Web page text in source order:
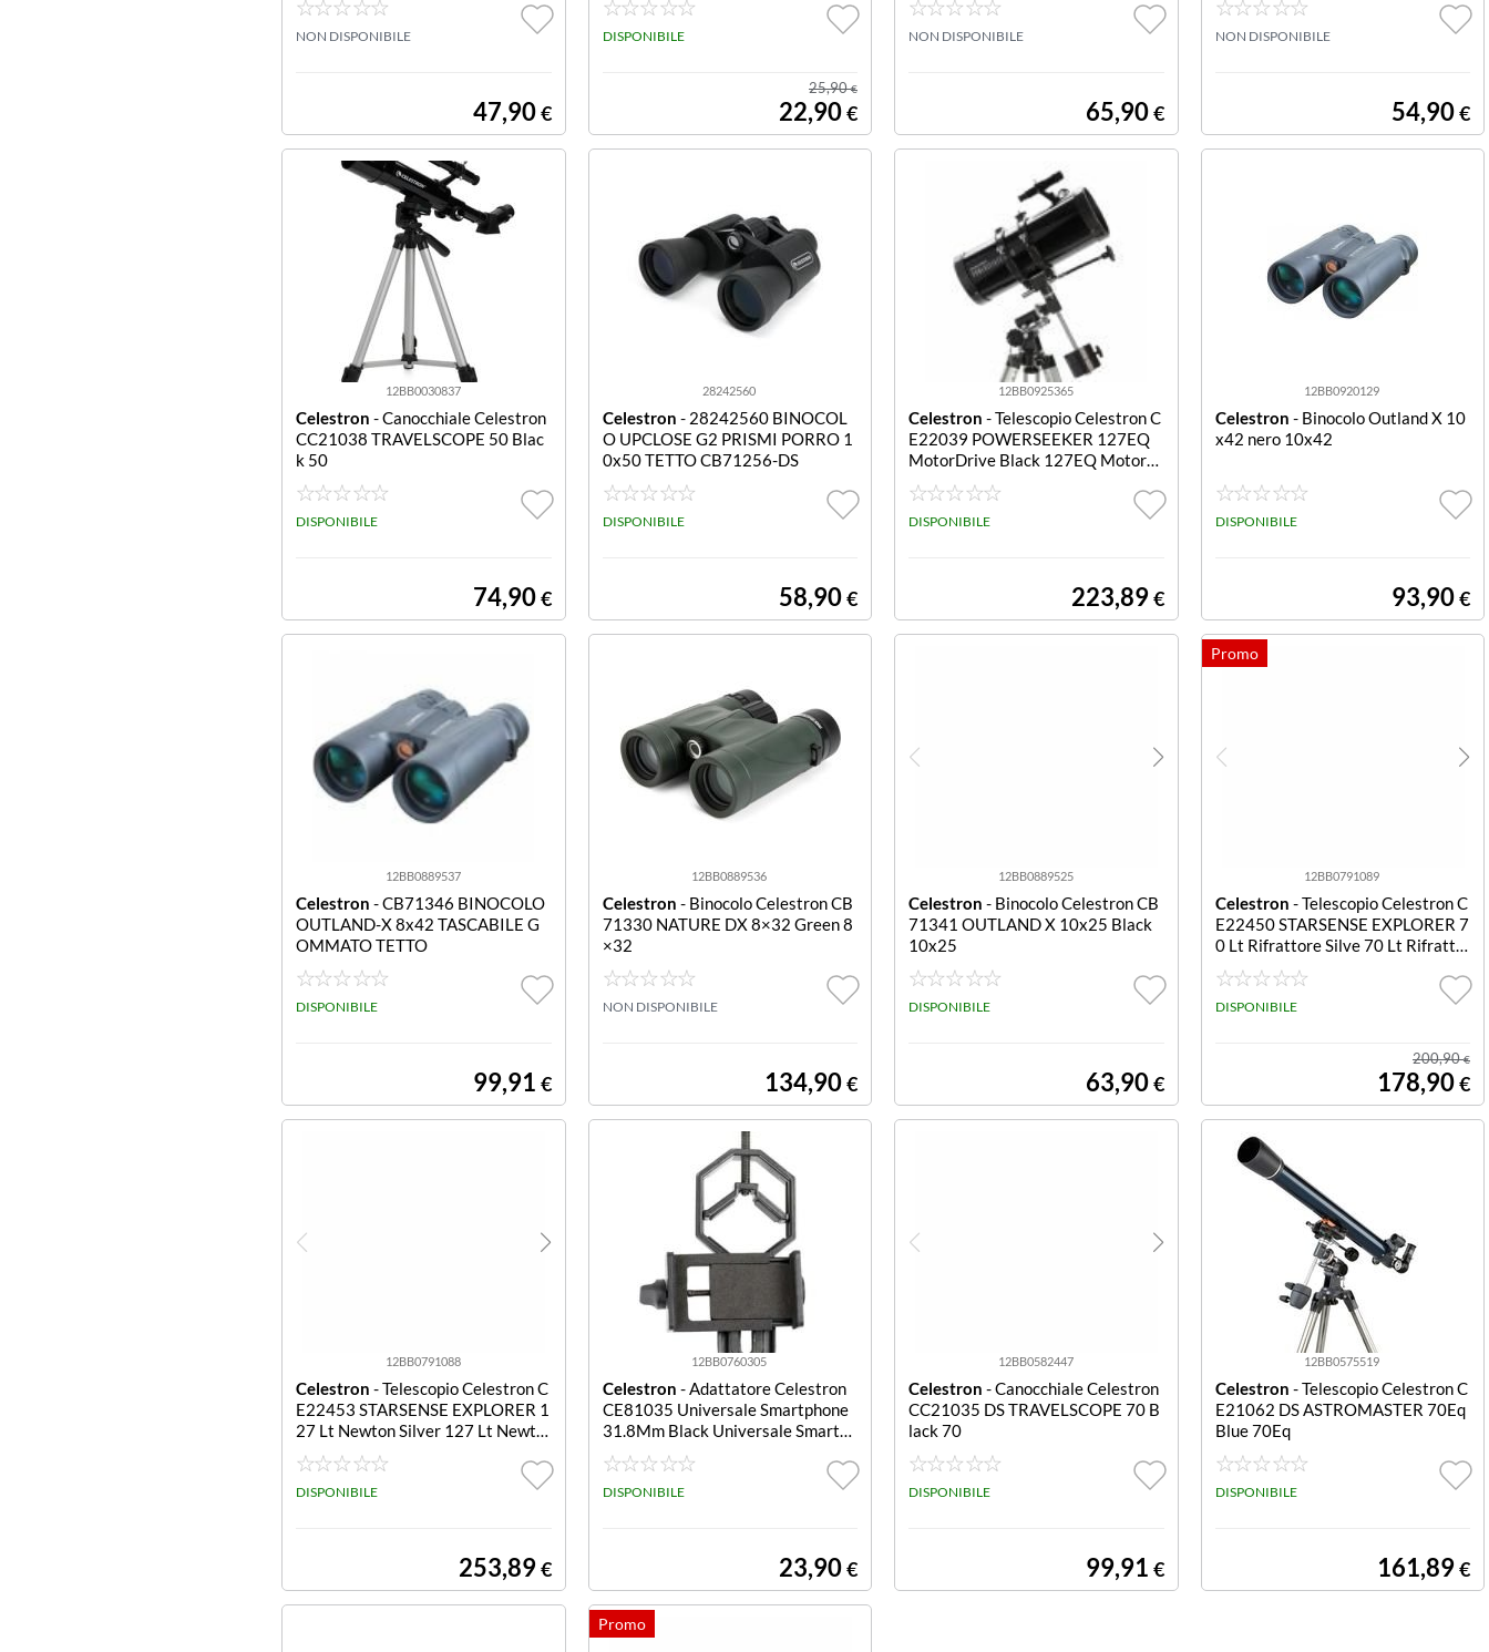
NON DISPONIBILE
47,90€
DISPONIBILE
25,90€
22,90€
NON DISPONIBILE
65,90€
NON DISPONIBILE
54,90€
12BB0030837
Celestron - Canocchiale Celestron
CC21038 TRAVELSCOPE 50 Blac
k 50
DISPONIBILE
74,90€
28242560
Celestron - 28242560 BINOCOL
O UPCLOSE G2 PRISMI PORRO 1
0x50 TETTO CB71256-DS
DISPONIBILE
58,90€
12BB0925365
Celestron - Telescopio Celestron C
E22039 POWERSEEKER 127EQ
MotorDrive Black 127EQ MotorD
rive
DISPONIBILE
223,89€
12BB0920129
Celestron - Binocolo Outland X 10
x42 nero 10x42
DISPONIBILE
93,90€
12BB0889537
Celestron - CB71346 BINOCOLO
OUTLAND-X 8x42 TASCABILE G
OMMATO TETTO
DISPONIBILE
99,91 €
12BB0889536
Celestron - Binocolo Celestron CB
71330 NATURE DX 8×32 Green 8
×32
NON DISPONIBILE
134,90€
12BB0889525
Celestron - Binocolo Celestron CB
71341 OUTLAND X 10x25 Black
10x25
DISPONIBILE
63,90€
12BB0791089
Celestron - Telescopio Celestron C
E22450 STARSENSE EXPLORER 7
0 Lt Rifrattore Silve 70 Lt Rifratto
re
DISPONIBILE
200,90€
178,90€
12BB0791088
Celestron - Telescopio Celestron C
E22453 STARSENSE EXPLORER 1
27 Lt Newton Silver 127 Lt Newto
DISPONIBILE
253,89€
12BB0760305
Celestron - Adattatore Celestron
CE81035 Universale Smartphone
31.8Mm Black Universale Smartph
one 31.8Mm
DISPONIBILE
23,90€
12BB0582447
Celestron - Canocchiale Celestron
CC21035 DS TRAVELSCOPE 70 B
lack 70
DISPONIBILE
99,91 €
12BB0575519
Celestron - Telescopio Celestron C
E21062 DS ASTROMASTER 70Eq
Blue 70Eq
DISPONIBILE
161,89€